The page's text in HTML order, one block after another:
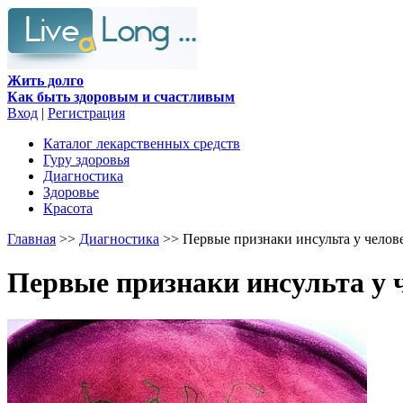
Жить долго
Как быть здоровым и счастливым
Вход | Регистрация
Каталог лекарственных средств
Гуру здоровья
Диагностика
Здоровье
Красота
Главная >> Диагностика >> Первые признаки инсульта у
Первые признаки инсульта у